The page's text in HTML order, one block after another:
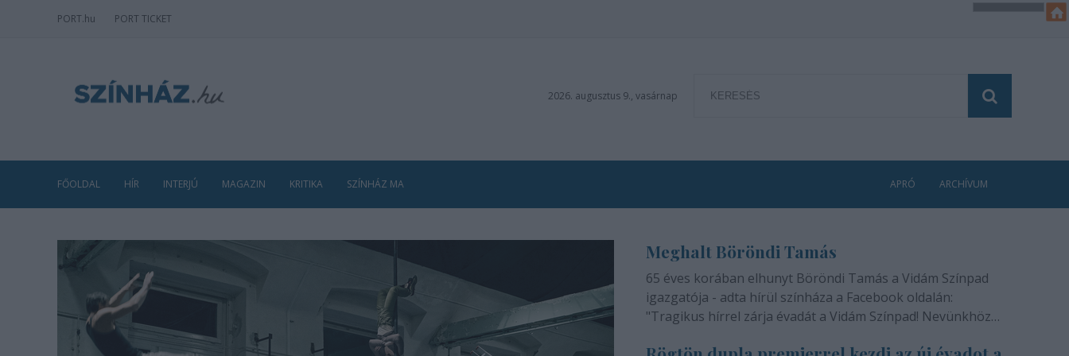
PORT.hu PORT TICKET
2026. augusztus 9., vasárnap
FŐOLDAL HÍR INTERJÚ MAGAZIN KRITIKA SZÍNHÁZ MA APRÓ ARCHÍVUM
Meghalt Böröndi Tamás
65 éves korában elhunyt Böröndi Tamás a Vidám Színpad
igazgatója - adta hírül színháza a Facebook oldalán:
"Tragikus hírrel zárja évadát a Vidám Színpad! Nevünkhöz